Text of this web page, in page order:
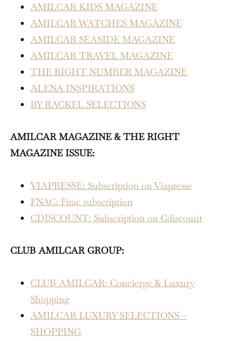
AMILCAR KIDS MAGAZINE
AMILCAR WATCHES MAGAZINE
AMILCAR SEASIDE MAGAZINE
AMILCAR TRAVEL MAGAZINE
THE RIGHT NUMBER MAGAZINE
ALENA INSPIRATIONS
BY RACKEL SELECTIONS
AMILCAR MAGAZINE & THE RIGHT
MAGAZINE ISSUE:
VIAPRESSE: Subscription on Viapresse
FNAC: Fnac subscription
CDISCOUNT: Subscription on Cdiscount
CLUB AMILCAR GROUP:
CLUB AMILCAR: Concierge & Luxury
Shopping
AMILCAR LUXURY SELECTIONS –
SHOPPING